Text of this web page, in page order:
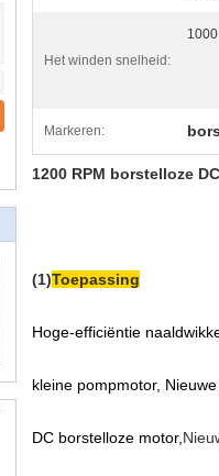
Het winden snelheid:
Markeren:
1200 RPM borstelloze
(1)Toepassing
Hoge-efficiëntie
kleine pompmotor,
DC borstelloze motor,